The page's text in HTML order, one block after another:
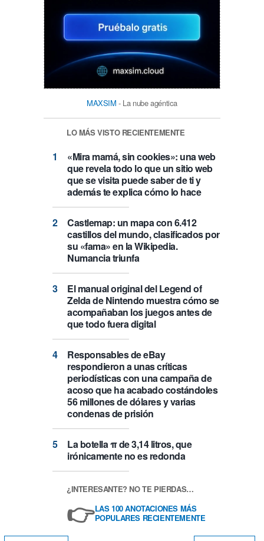
MAXSIM - La nube agéntica
LO MÁS VISTO RECIENTEMENTE
«Mira mamá, sin cookies»: una web
que revela todo lo que un sitio web
que se visita puede saber de ti y
además te explica cómo lo hace
Castlemap: un mapa con 6.412
castillos del mundo, clasificados por
su «fama» en la Wikipedia.
Numancia triunfa
El manual original del Legend of
Zelda de Nintendo muestra cómo se
acompañaban los juegos antes de
que todo fuera digital
Responsables de eBay
respondieron a unas críticas
periodísticas con una campaña de
acoso que ha acabado costándoles
56 millones de dólares y varias
condenas de prisión
La botella π de 3,14 litros, que
irónicamente no es redonda
¿INTERESANTE? NO TE PIERDAS…
👉LAS 100 ANOTACIONES MÁS
POPULARES RECIENTEMENTE